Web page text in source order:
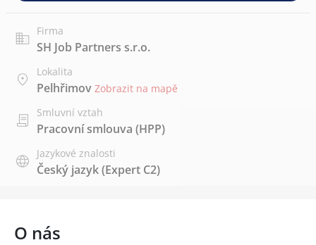
Firma
SH Job Partners s.r.o.
Lokalita
Pelhřimov Zobrazit na mapě
Smluvní vztah
Pracovní smlouva (HPP)
Jazykové znalosti
Český jazyk(Expert C2)
O nás